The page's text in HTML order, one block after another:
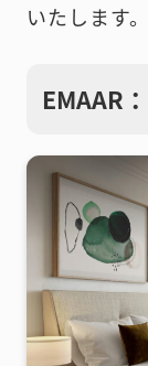
いたします。
EMAAR